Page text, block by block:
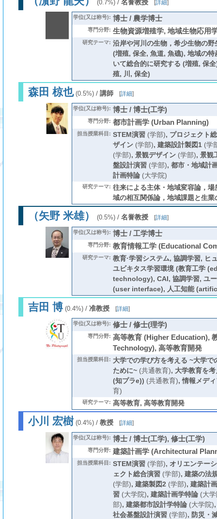
(0.7%)/ 名誉教授 [詳細]
学位(又は称号): 博士 / 農学博士
専門分野: 生物資源増殖学, 地域生物応用
研究テーマ: 沿岸や河川の生物，希少生物の
(増殖, 保全, 魚道, 魚礁), 地域の
いて総合的に研究する (増殖, 保
殖, 川, 保全)
森田 椋也(0.5%)/ 講師 [詳細]
学位(又は称号): 博士 / 博士(工学)
専門分野: 都市計画学 (Urban Planning)
担当授業科目: STEM演習(学部), プロジェクト
ザイン(学部), 建築設計製図1(学
(学部), 景観デザイン(学部), 景観
盤設計演習(学部), 都市・地域計
計画特論(大学院)
研究テーマ: 往来による主体・地域変容論，
域の相互関係論，地域課題と生業
（矢野 米雄） (0.5%)/ 名誉教授 [詳細]
学位(又は称号): 博士 / 工学博士
専門分野: 教育情報工学 (Educational
研究テーマ: 教育·学習システム, 協調学習, ヒ
ユビキタス学習環境 (教育工学
technology), CAI, 協調学習, ユ
(user interface), 人工知能
吉田 博(0.4%)/ 准教授 [詳細]
学位(又は称号): 修士 / 修士(理学)
専門分野: 高等教育 (Higher Education),
Technology), 高等教育開発
担当授業科目: 大学での学び方を考える ~大学で
ために~(共通教育), 大学教育を
(知プラe)) (共通教育),情報メデ
育)
研究テーマ: 高等教育, 高等教育開発
小川 宏樹 (0.4%)/ 教授 [詳細]
学位(又は称号): 博士 / 博士(工学), 修士(工学)
専門分野: 建築計画学 (Architectural
担当授業科目: STEM演習(学部), オリエンテー
ェクト総合演習(学部), 建築の法
(学部), 建築製図2 (学部), 建築計
習(大学院), 建築計画学特論(大学
部), 建築都市設計学特論(大学院)
社会基盤設計演習(学部), 防災・